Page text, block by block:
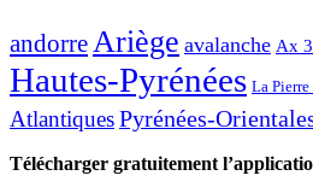
andorreAriège avalanche Ax
Hautes-Pyrénées La
AtlantiquesPyrénées-
Télécharger gratuitement